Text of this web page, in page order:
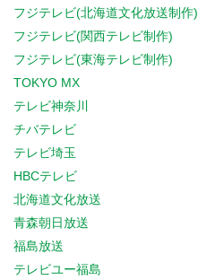
フジテレビ(北海道文化放送制作)
フジテレビ(関西テレビ制作)
フジテレビ(東海テレビ制作)
TOKYO MX
テレビ神奈川
チバテレビ
テレビ埼玉
HBCテレビ
北海道文化放送
青森朝日放送
福島放送
テレビユー福島